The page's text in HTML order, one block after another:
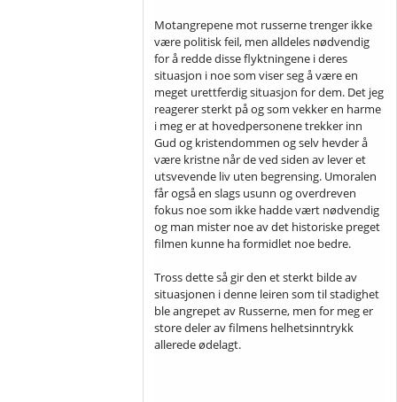
Motangrepene mot russerne trenger ikke
være politisk feil, men alldeles nødvendig
for å redde disse flyktningene i deres
situasjon i noe som viser seg å være en
meget urettferdig situasjon for dem. Det jeg
reagerer sterkt på og som vekker en harme
i meg er at hovedpersonene trekker inn
Gud og kristendommen og selv hevder å
være kristne når de ved siden av lever et
utsvevende liv uten begrensing. Umoralen
får også en slags usunn og overdreven
fokus noe som ikke hadde vært nødvendig
og man mister noe av det historiske preget
filmen kunne ha formidlet noe bedre.
Tross dette så gir den et sterkt bilde av
situasjonen i denne leiren som til stadighet
ble angrepet av Russerne, men for meg er
store deler av filmens helhetsinntrykk
allerede ødelagt.